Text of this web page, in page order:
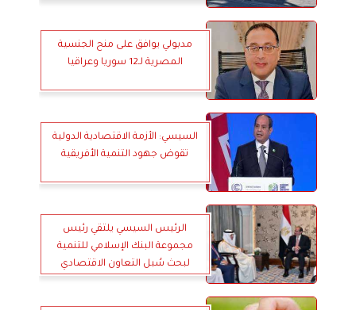
مدبولي يوافق على منح الجنسية
المصرية لـ12 سوريا وعراقيا
السيسي: الأزمة الاقتصادية الدولية
تقوض جهود التنمية الأفريقية
الرئيس السيسي يلتقي رئيس
مجموعة البنك الإسلامي للتنمية
لبحث سُبل التعاون الاقتصادي